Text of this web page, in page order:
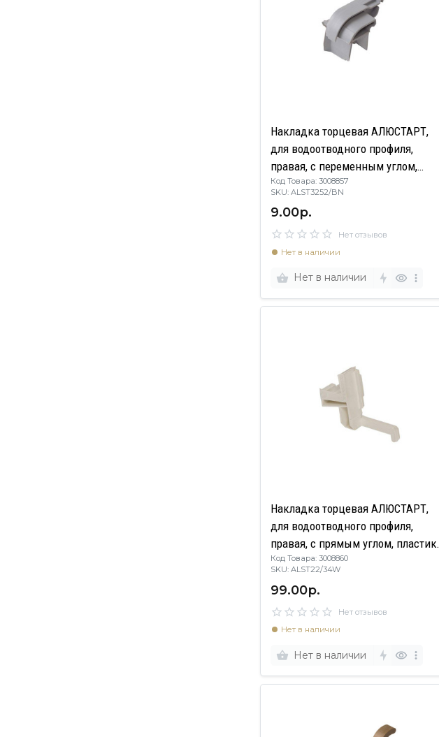
Накладка торцевая АЛЮСТАРТ,
для водоотводного профиля,
правая, с переменным углом,
пластик, серый
Код Товара: 3008857
SKU: ALST3252/BN
9.00р.
Нет отзывов
Нет в наличии
Нет в наличии
Накладка торцевая АЛЮСТАРТ,
для водоотводного профиля,
правая, с прямым углом, пластик,
белый
Код Товара: 3008860
SKU: ALST22/34W
99.00р.
Нет отзывов
Нет в наличии
Нет в наличии